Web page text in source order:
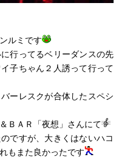
ルミです
行ってるベリーダンスの先
子ちゃん２人誘って行って
ーレスクが合体したスペシ
ＢＡＲ「夜想」さんにて
ですが、大きくはないハコ
もまた良かったです